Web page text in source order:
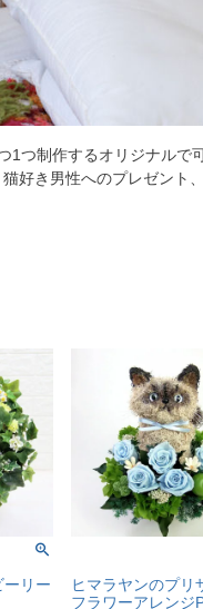
つ制作するオリジナルで
好き男性へのプレゼント
ーリー
ヒマラヤンのプリ
フラワーアレンジ